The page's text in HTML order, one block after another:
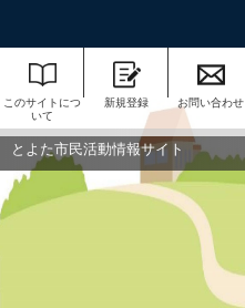
このサイトにつ
いて
新規登録 お問い合わせ
とよた市民活動情報サイト